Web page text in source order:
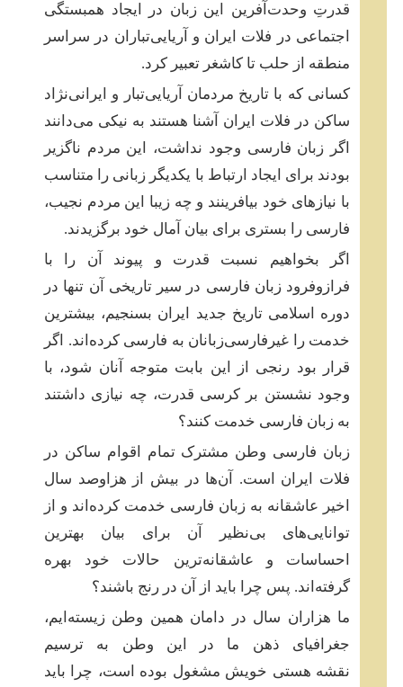
قدرتِ وحدت‌آفرین این زبان در ایجاد همبستگی
اجتماعی در فلات ایران و آریایی‌تباران در سراسر
منطقه از حلب تا کاشغر تعبیر کرد.
کسانی که با تاریخ مردمان آریایی‌تبار و ایرانی‌نژاد
ساکن در فلات ایران آشنا هستند به نیکی می‌دانند
اگر زبان فارسی وجود نداشت، این مردم ناگزیر
بودند برای ایجاد ارتباط با یکدیگر زبانی را متناسب
با نیازهای خود بیافرینند و چه زیبا این مردم نجیب،
فارسی را بستری برای بیان آمال خود برگزیدند.
اگر بخواهیم نسبت قدرت و پیوند آن را با
فرازوفرود زبان فارسی در سیر تاریخی آن تنها در
دوره‌ اسلامی تاریخ جدید ایران بسنجیم، بیشترین
خدمت را غیرفارسی‌زبانان به فارسی کرده‌اند. اگر
قرار بود رنجی از این بابت متوجه آنان شود، با
وجود نشستن بر کرسی قدرت، چه نیازی داشتند
به زبان فارسی خدمت کنند؟
زبان فارسی وطن مشترک تمام اقوام ساکن در
فلات ایران است. آن‌ها در بیش از هزاوصد سال
اخیر عاشقانه به زبان فارسی خدمت کرده‌اند و از
توانایی‌های بی‌نظیر آن برای بیان بهترین
احساسات و عاشقانه‌ترین حالات خود بهره
گرفته‌اند. پس چرا باید از آن در رنج باشند؟
ما هزاران سال در دامان همین وطن زیسته‌ایم،
جغرافیای ذهن ما در این وطن به ترسیم
نقشه‌ هستی خویش مشغول بوده است، چرا باید